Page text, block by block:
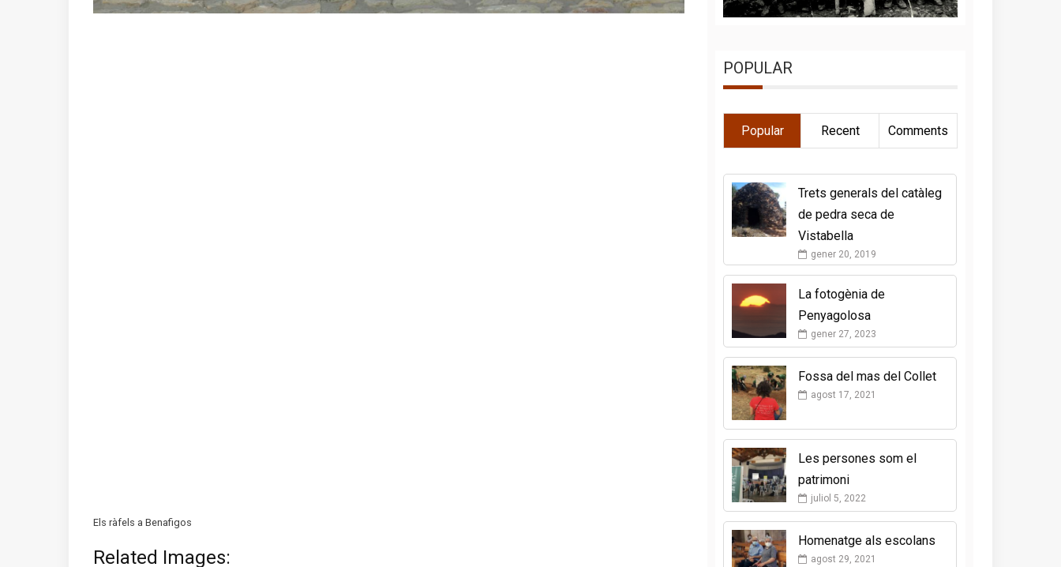
Els ràfels a Benafigos
Related Images:
POPULAR
Popular Recent Comments
Trets generals del catàleg
de pedra seca de
Vistabella
gener 20, 2019
La fotogènia de
Penyagolosa
gener 27, 2023
Fossa del mas del Collet
agost 17, 2021
Les persones som el
patrimoni
juliol 5, 2022
Homenatge als escolans
agost 29, 2021